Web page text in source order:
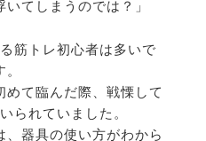
てしまうのでは？」
筋トレ初心者は多いで
て臨んだ際、戦慄して
られていました。
器具の使い方がわから